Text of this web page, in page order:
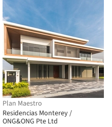
Plan Maestro
Residencias Monterey /
ONG&ONG Pte Ltd